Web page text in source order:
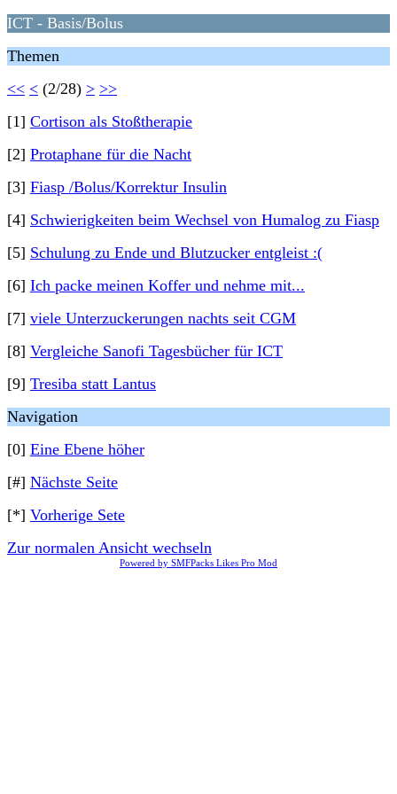
ICT - Basis/Bolus
Themen
<< < (2/28) > >>
[1] Cortison als Stoßtherapie
[2] Protaphane für die Nacht
[3] Fiasp /Bolus/Korrektur Insulin
[4] Schwierigkeiten beim Wechsel von Humalog zu Fiasp
[5] Schulung zu Ende und Blutzucker entgleist :(
[6] Ich packe meinen Koffer und nehme mit...
[7] viele Unterzuckerungen nachts seit CGM
[8] Vergleiche Sanofi Tagesbücher für ICT
[9] Tresiba statt Lantus
Navigation
[0] Eine Ebene höher
[#] Nächste Seite
[*] Vorherige Sete
Zur normalen Ansicht wechseln
Powered by SMFPacks Likes Pro Mod